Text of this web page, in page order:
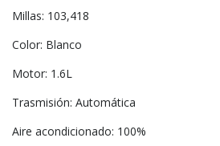
Millas: 103,418
Color: Blanco
Motor: 1.6L
Trasmisión: Automática
Aire acondicionado: 100%